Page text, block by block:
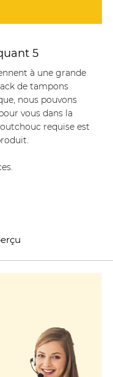
5
à une grande
de tampons
nous pouvons
vous dans la
requise est